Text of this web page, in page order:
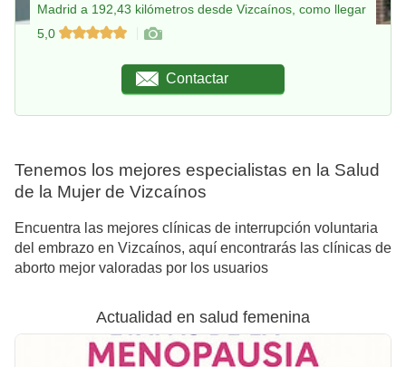
Madrid a 192,43 kilómetros desde Vizcaínos, como llegar
5,0
Contactar
Tenemos los mejores especialistas en la Salud
de la Mujer de Vizcaínos
Encuentra las mejores clínicas de interrupción voluntaria
del embrazo en Vizcaínos, aquí encontrarás las clínicas de
aborto mejor valoradas por los usuarios
Actualidad en salud femenina